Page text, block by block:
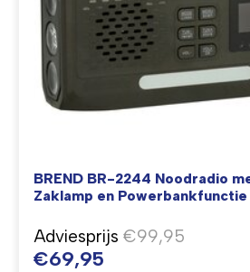
BREND BR-2244 Noodradio
Zaklamp en Powerbankfunctie
Adviesprijs €99,95
€69,95